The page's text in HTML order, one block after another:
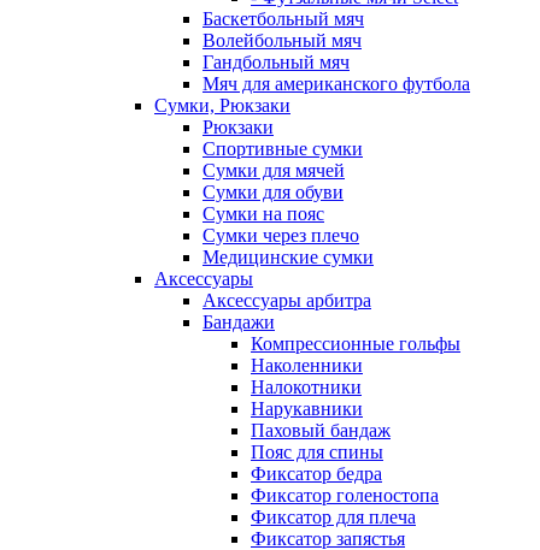
Баскетбольный мяч
Волейбольный мяч
Гандбольный мяч
Мяч для американского футбола
Сумки, Рюкзаки
Рюкзаки
Спортивные сумки
Сумки для мячей
Сумки для обуви
Сумки на пояс
Сумки через плечо
Медицинские сумки
Аксессуары
Аксессуары арбитра
Бандажи
Компрессионные гольфы
Наколенники
Налокотники
Нарукавники
Паховый бандаж
Пояс для спины
Фиксатор бедра
Фиксатор голеностопа
Фиксатор для плеча
Фиксатор запястья